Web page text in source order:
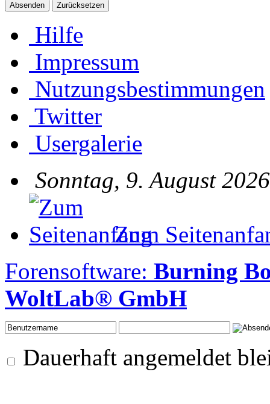
Hilfe
Impressum
Nutzungsbestimmungen
Twitter
Usergalerie
Sonntag, 9. August
Zum
Forensoftware: Burning
WoltLab® GmbH
Dauerhaft angemeldet